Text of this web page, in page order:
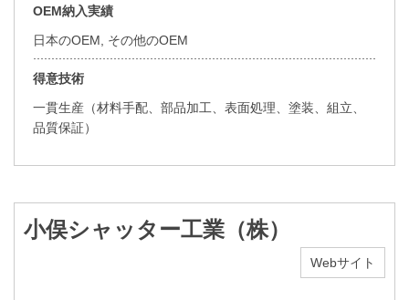
OEM納入実績
日本のOEM, その他のOEM
得意技術
一貫生産（材料手配、部品加工、表面処理、塗装、組立、
品質保証）
小俣シャッター工業（株）
Webサイト